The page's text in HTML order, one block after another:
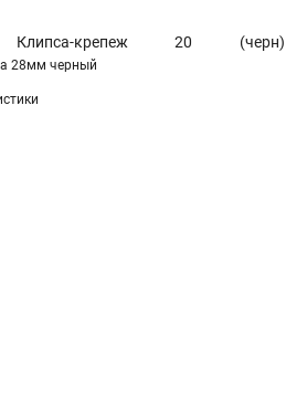
Клипса-крепеж 20 (черн)
28мм черный